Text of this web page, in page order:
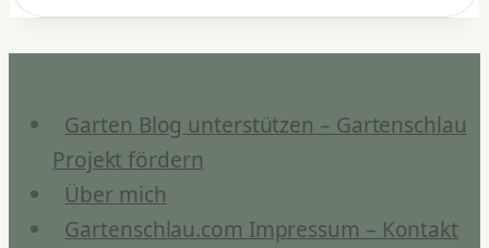
Garten Blog unterstützen – Gartenschlau
Projekt fördern
Über mich
Gartenschlau.com Impressum – Kontakt